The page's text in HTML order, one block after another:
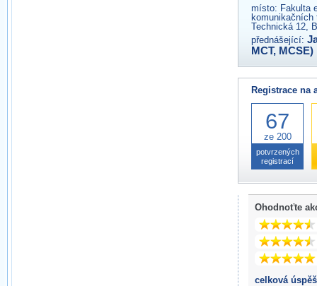
místo: Fakulta
Technická 12,
přednášející:
MCT, MCSE)
Registrace na
67
ze 200
potvrzených
registrací
Ohodnoťte
celková